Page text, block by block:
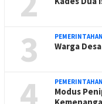
3 PEMERINTAHAN
Warga
4 PEMERINTAHAN
Modus